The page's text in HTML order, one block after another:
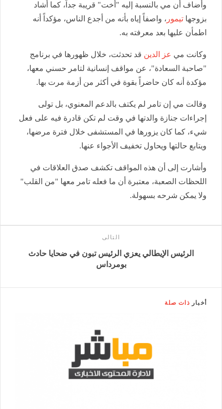
وأضاف أن مي بالنسبة إليه "أخت" قريبة جداً، كما أشاد
بزوجها تيمور ، واصفاً إياه بأنه من أجدع الناس، مؤكداً أنه
اطمأن عليها بعد معرفته به.
وكانت مي عز الدين قد تحدثت، خلال ظهورها في برنامج
"صاحبة السعادة"، عن مواقف إنسانية لتامر حسني معها،
مؤكدة أنه كان حاضراً بقوة في أكثر من أزمة مرت بها.
وقالت مي إن تامر لم يكتف بالدعم المعنوي، بل تولى
إجراءات جنازة والدتها في وقت لم تكن قادرة فيه على فعل
شيء، كما كان يزورها في المستشفى خلال فترة مرضها،
ويتابع حالتها ويحاول تخفيف الأجواء عنها.
وأشارت إلى أن هذه المواقف تكشف صدق العلاقات في
اللحظات الصعبة، معتبرة أن ما فعله تامر معها "من القلب"
ولا يمكن شرحه بسهولة.
التالى
الرئيس الإيطالي يعزي الرئيس تبون في ضحايا حادث
بومرداس
أخبار ذات صلة